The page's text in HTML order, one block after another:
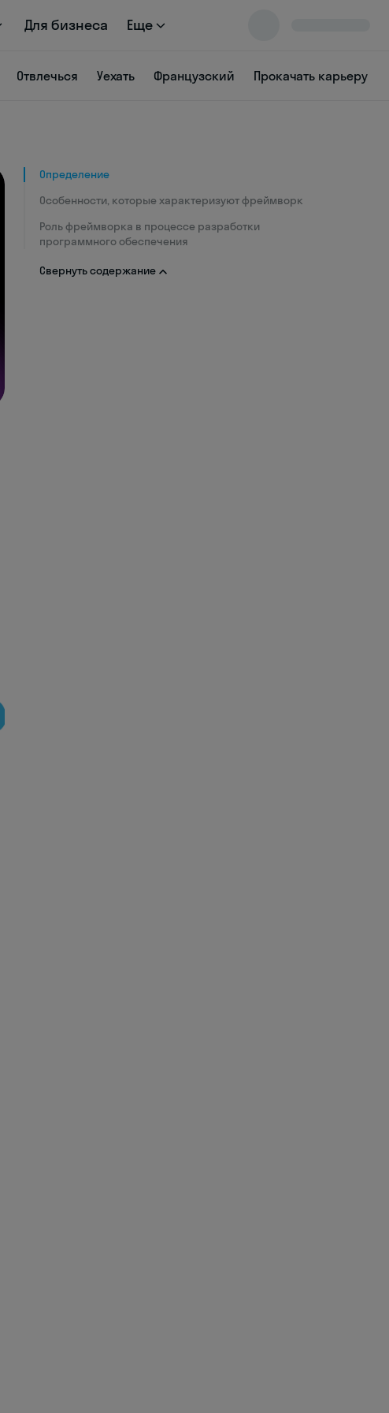
Для бизнеса Еще
Отвлечься Уехать Французский Прокачать карьеру
Определение
Особенности, которые характеризуют фреймворк
Роль фреймворка в процессе разработки
программного обеспечения
Свернуть содержание